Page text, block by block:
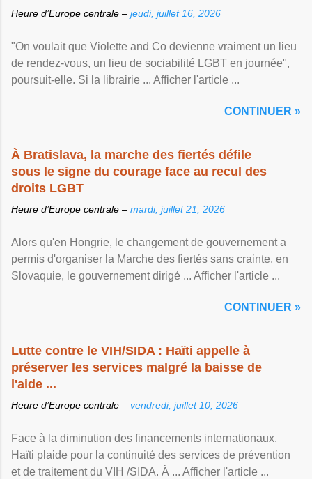
Heure d’Europe centrale – jeudi, juillet 16, 2026
"On voulait que Violette and Co devienne vraiment un lieu
de rendez-vous, un lieu de sociabilité LGBT en journée",
poursuit-elle. Si la librairie ... Afficher l'article ...
CONTINUER »
À Bratislava, la marche des fiertés défile
sous le signe du courage face au recul des
droits LGBT
Heure d’Europe centrale – mardi, juillet 21, 2026
Alors qu'en Hongrie, le changement de gouvernement a
permis d'organiser la Marche des fiertés sans crainte, en
Slovaquie, le gouvernement dirigé ... Afficher l'article ...
CONTINUER »
Lutte contre le VIH/SIDA : Haïti appelle à
préserver les services malgré la baisse de
l'aide ...
Heure d’Europe centrale – vendredi, juillet 10, 2026
Face à la diminution des financements internationaux,
Haïti plaide pour la continuité des services de prévention
et de traitement du VIH /SIDA. À ... Afficher l'article ...